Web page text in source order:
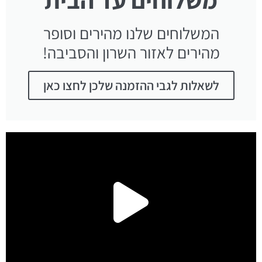
המשלוחים שלנו מהירים וסופר
מהירים לאזור השרון והסביבה!
לשאלות לגבי ההזמנה שלכן לחצו כאן